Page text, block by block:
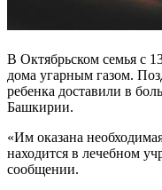
В Октябрьском семья с
дома угарным газом.
ребенка доставили в
Башкирии.
«Им оказана
находится в лечебном
сообщении.